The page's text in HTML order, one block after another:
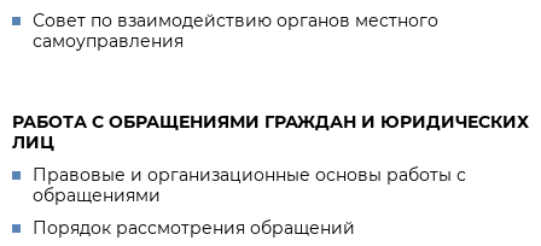
Совет по взаимодействию органов местного
самоуправления
РАБОТА С ОБРАЩЕНИЯМИ ГРАЖДАН И ЮРИДИЧЕСКИХ
ЛИЦ
Правовые и организационные основы работы с
обращениями
Порядок рассмотрения обращений